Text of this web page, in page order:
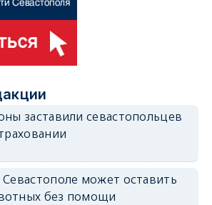
заставили севастопольцев
может оставить
без помощи